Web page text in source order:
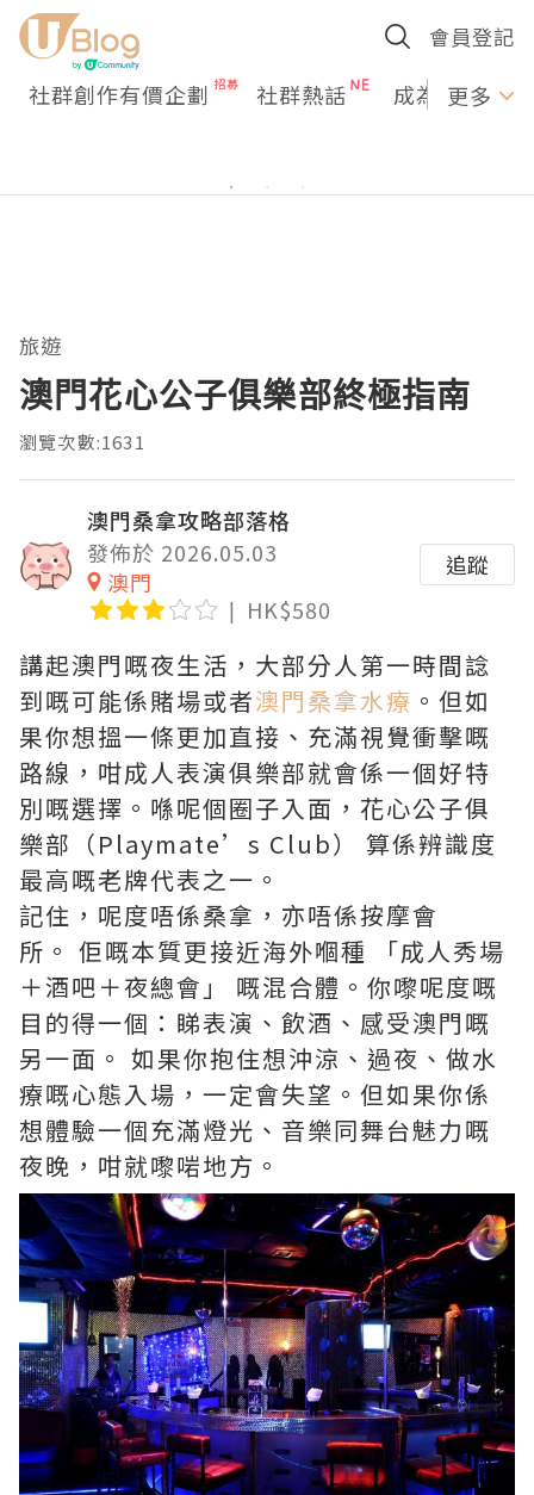
會員登記
社群創作有價企劃 社群熱話 成為U更多
旅遊
澳門花心公子俱樂部終極指南
瀏覽次數:1631
澳門桑拿攻略部落格
發佈於 2026.05.03
澳門
HK$580
追蹤
講起澳門嘅夜生活，大部分人第一時間諗
到嘅可能係賭場或者澳門桑拿水療 。但如
果你想搵一條更加直接、充滿視覺衝擊嘅
路線，咁成人表演俱樂部就會係一個好特
別嘅選擇。喺呢個圈子入面，花心公子俱
樂部（Playmate’s Club） 算係辨識度
最高嘅老牌代表之一。
記住，呢度唔係桑拿，亦唔係按摩會
所。 佢嘅本質更接近海外嗰種 「成人秀場
＋酒吧＋夜總會」 嘅混合體。你嚟呢度嘅
目的得一個：睇表演、飲酒、感受澳門嘅
另一面。 如果你抱住想沖涼、過夜、做水
療嘅心態入場，一定會失望。但如果你係
想體驗一個充滿燈光、音樂同舞台魅力嘅
夜晚，咁就嚟啱地方。